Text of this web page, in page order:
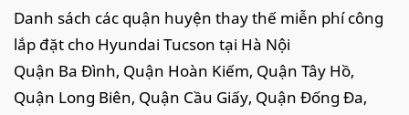
Danh sách các quận huyện thay thế miễn phí công
lắp đặt cho Hyundai Tucson tại Hà Nội
Quận Ba Đình, Quận Hoàn Kiếm, Quận Tây Hồ,
Quận Long Biên, Quận Cầu Giấy, Quận Đống Đa,